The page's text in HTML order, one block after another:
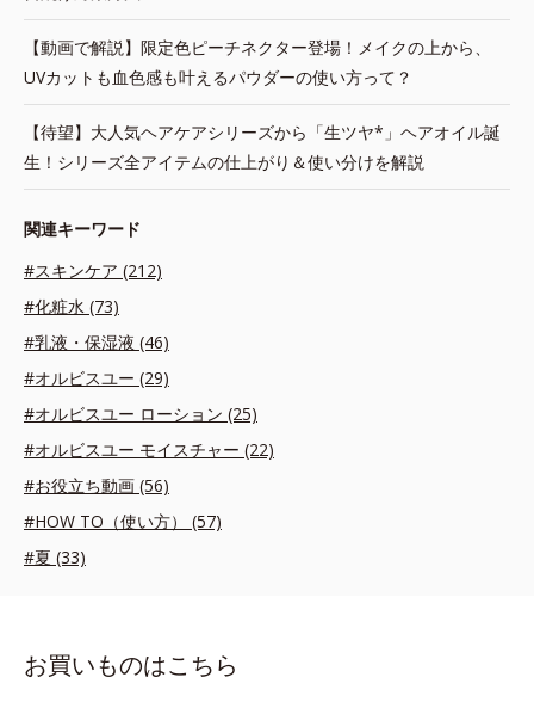
【動画で解説】限定色ピーチネクター登場！メイクの上から、
UVカットも血色感も叶えるパウダーの使い方って？
【待望】大人気ヘアケアシリーズから「生ツヤ*」ヘアオイル誕
生！シリーズ全アイテムの仕上がり＆使い分けを解説
関連キーワード
#スキンケア (212)
#化粧水 (73)
#乳液・保湿液 (46)
#オルビスユー (29)
#オルビスユー ローション (25)
#オルビスユー モイスチャー (22)
#お役立ち動画 (56)
#HOW TO（使い方） (57)
#夏 (33)
お買いものはこちら